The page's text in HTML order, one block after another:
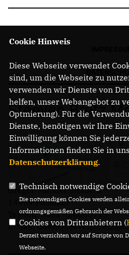
Steeven Bretz
Gregor-Mendel-Straße 3
14469 Potsdam
Telefon: 0331 - 20085713
E-Mail:
Cookie Hinweis
Diese Webseite verwendet
sind, um die Webseite zu
verwenden wir Dienste von
helfen, unser Webangebot zu
Optmierung). Für die
Dienste, benötigen wir Ihre
Einwilligung können Sie
Informationen finden Sie in
Datenschutzerklärung.
Technisch notwendige
Die notwendigen Cookies werden
ordnungsgemäßen Gebrauch der
Cookies von Drittanbietern (
Derzeit verzichten wir auf Scripte von
Webseite.